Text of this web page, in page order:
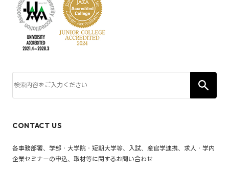
CONTACT US
各事務部署、学部・大学院・短期大学等、入試、産官学連携、求人・学内
企業セミナーの申込、取材等に関するお問い合わせ